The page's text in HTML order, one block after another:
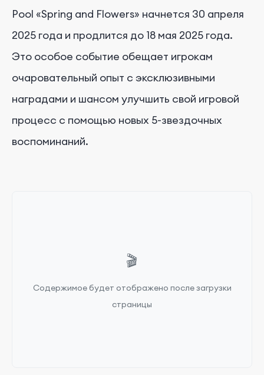
Pool «Spring and Flowers» начнется 30 апреля
2025 года и продлится до 18 мая 2025 года.
Это особое событие обещает игрокам
очаровательный опыт с эксклюзивными
наградами и шансом улучшить свой игровой
процесс с помощью новых 5-звездочных
воспоминаний.
🎬
Содержимое будет отображено после загрузки
страницы